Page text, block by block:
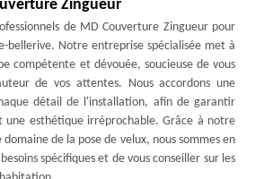
Zingueur
de MD Couverture Zingueur pour
bellerive. Notre entreprise spécialisée met à
compétente et dévouée, soucieuse de vous
de vos attentes. Nous accordons une
détail de l'installation, afin de garantir
esthétique irréprochable. Grâce à notre
de la pose de velux, nous sommes en
spécifiques et de vous conseiller sur les